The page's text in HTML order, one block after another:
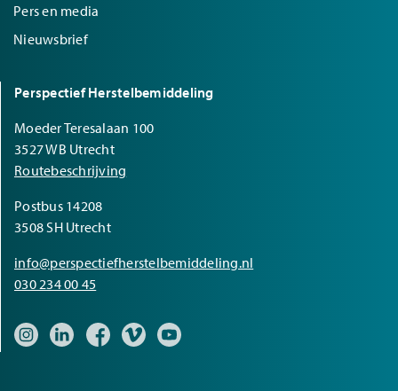
Pers en media
Nieuwsbrief
Perspectief Herstelbemiddeling
Moeder Teresalaan 100
3527 WB Utrecht
Routebeschrijving
Postbus 14208
3508 SH Utrecht
info@perspectiefherstelbemiddeling.nl
030 234 00 45
Bezoek onze Instagram pagina
Bezoek onze LinkedIn pagina
Bezoek onze Facebook pagina
Bezoek onze Vimeo pagina
Bezoek onze YouTube pagina